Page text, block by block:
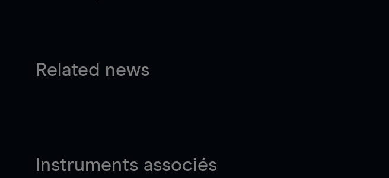
Related news
Instruments associés